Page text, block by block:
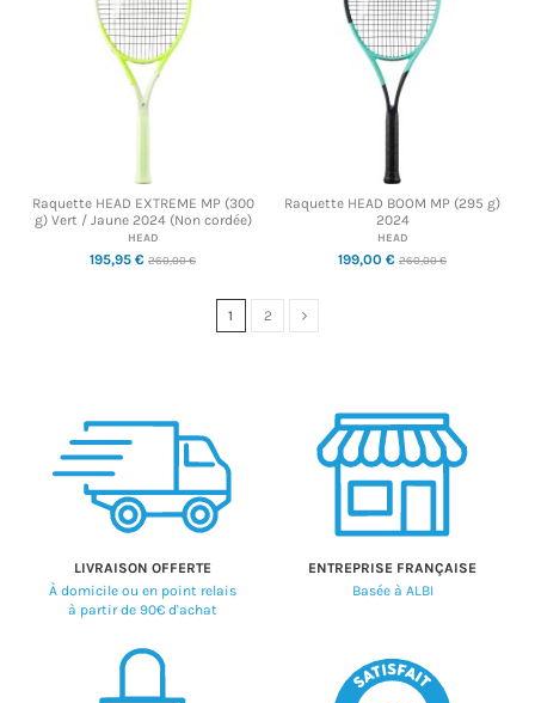
Raquette HEAD EXTREME MP (300
g) Vert / Jaune 2024 (Non cordée)
HEAD
195,95 € 260,00 €
Raquette HEAD BOOM MP (295 g)
2024
HEAD
199,00 € 260,00 €
1 2
LIVRAISON OFFERTE
À domicile ou en point relais
à partir de 90€ d'achat
ENTREPRISE FRANÇAISE
Basée à ALBI